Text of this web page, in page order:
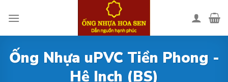
Ống Nhựa uPVC Tiền Phong -
Hệ Inch (BS)